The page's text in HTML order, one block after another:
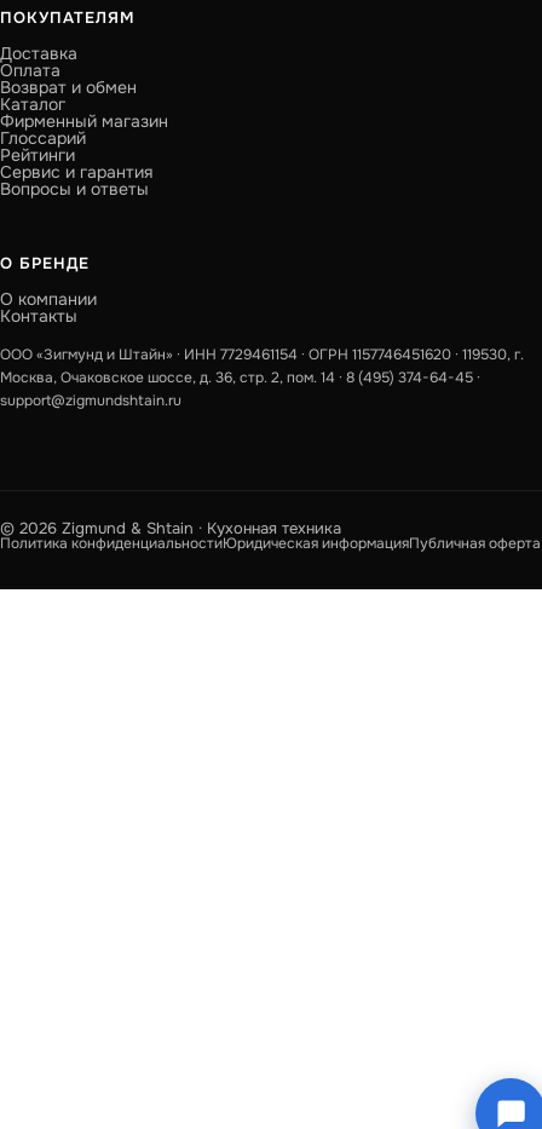
ПОКУПАТЕЛЯМ
Доставка
Оплата
Возврат и обмен
Каталог
Фирменный магазин
Глоссарий
Рейтинги
Сервис и гарантия
Вопросы и ответы
О БРЕНДЕ
О компании
Контакты
ООО «Зигмунд и Штайн» · ИНН 7729461154 · ОГРН 1157746451620 · 119530, г.
Москва, Очаковское шоссе, д. 36, стр. 2, пом. 14 · 8 (495) 374-64-45 ·
support@zigmundshtain.ru
© 2026 Zigmund & Shtain · Кухонная техника
Политика конфиденциальностиЮридическая информацияПубличная оферта